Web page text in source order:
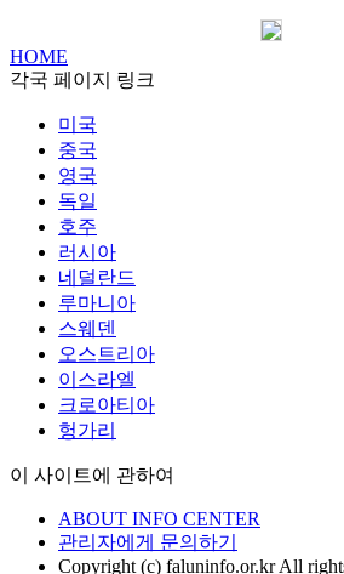
HOME
각국 페이지 링크
미국
중국
영국
독일
호주
러시아
네덜란드
루마니아
스웨덴
오스트리아
이스라엘
크로아티아
헝가리
이 사이트에 관하여
ABOUT INFO CENTER
관리자에게 문의하기
Copyright (c) faluninfo.or.kr All